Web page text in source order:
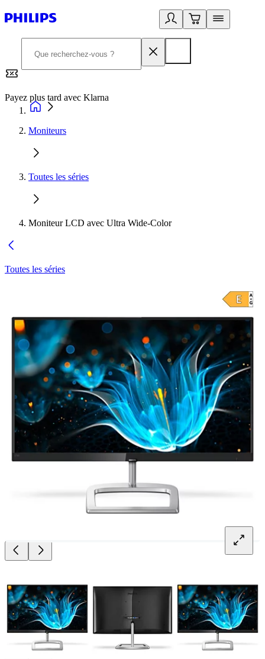
Payez plus tard avec Klarna
Moniteurs
Toutes les séries
Moniteur LCD avec Ultra Wide-Color
Toutes les séries